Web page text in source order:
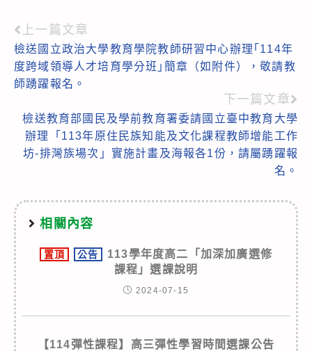
Read
more
articles
上一篇文章
檢送國立政治大學教育學院教師研習中心辦理｢114年
度跨域領導人才培育學分班｣簡章（如附件），敬請教
師踴躍報名。
下一篇文章
檢送教育部國民及學前教育署委請國立臺中教育大學
辦理「113年原住民族知能及文化課程教師增能工作
坊-排灣族場次」實施計畫及海報各1份，請屬踴躍報
名。
相關內容
置頂 公告
113學年度高二「加深加廣選修
課程」選課說明
2024-07-15
【114彈性課程】高三彈性學習時間選課公告